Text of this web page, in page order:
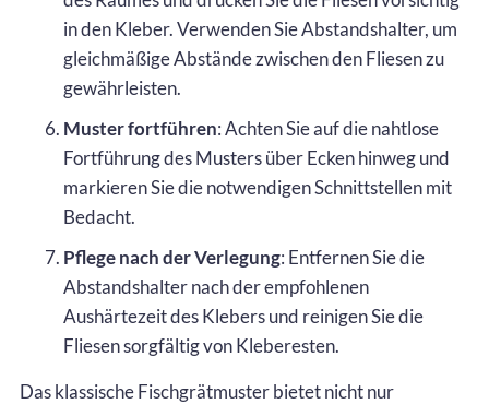
in den Kleber. Verwenden Sie Abstandshalter, um
gleichmäßige Abstände zwischen den Fliesen zu
gewährleisten.
Muster fortführen: Achten Sie auf die nahtlose
Fortführung des Musters über Ecken hinweg und
markieren Sie die notwendigen Schnittstellen mit
Bedacht.
Pflege nach der Verlegung: Entfernen Sie die
Abstandshalter nach der empfohlenen
Aushärtezeit des Klebers und reinigen Sie die
Fliesen sorgfältig von Kleberesten.
Das klassische Fischgrätmuster bietet nicht nur